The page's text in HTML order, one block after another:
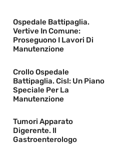
Ospedale Battipaglia.
Vertive In Comune:
Proseguono I Lavori Di
Manutenzione
Crollo Ospedale
Battipaglia. Cisl: Un Piano
Speciale Per La
Manutenzione
Tumori Apparato
Digerente. Il
Gastroenterologo